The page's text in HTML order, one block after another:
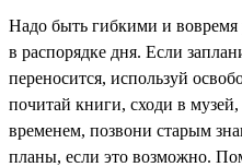
Надо быть гибкими и вовремя
в распорядке дня. Если
переносится, используй
почитай книги, сходи в
временем, позвони старым
планы, если это возможно.